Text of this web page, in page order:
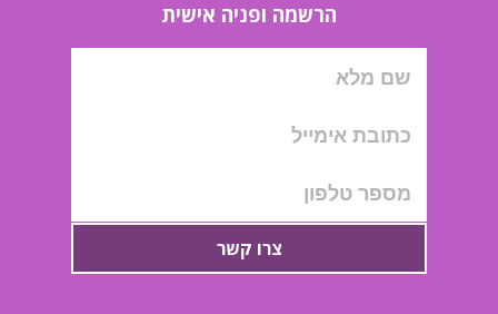
הרשמה ופניה אישית
צרו קשר